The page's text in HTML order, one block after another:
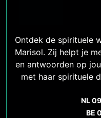
Ontdek de spirituele
Marisol. Zij helpt je
en antwoorden op
met haar spirituele
NL
BE